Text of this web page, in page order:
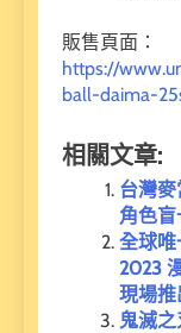
販售頁面：
https://
ball-daima-
相關文章:
台灣
角色
全球唯
2023
現場推
鬼滅